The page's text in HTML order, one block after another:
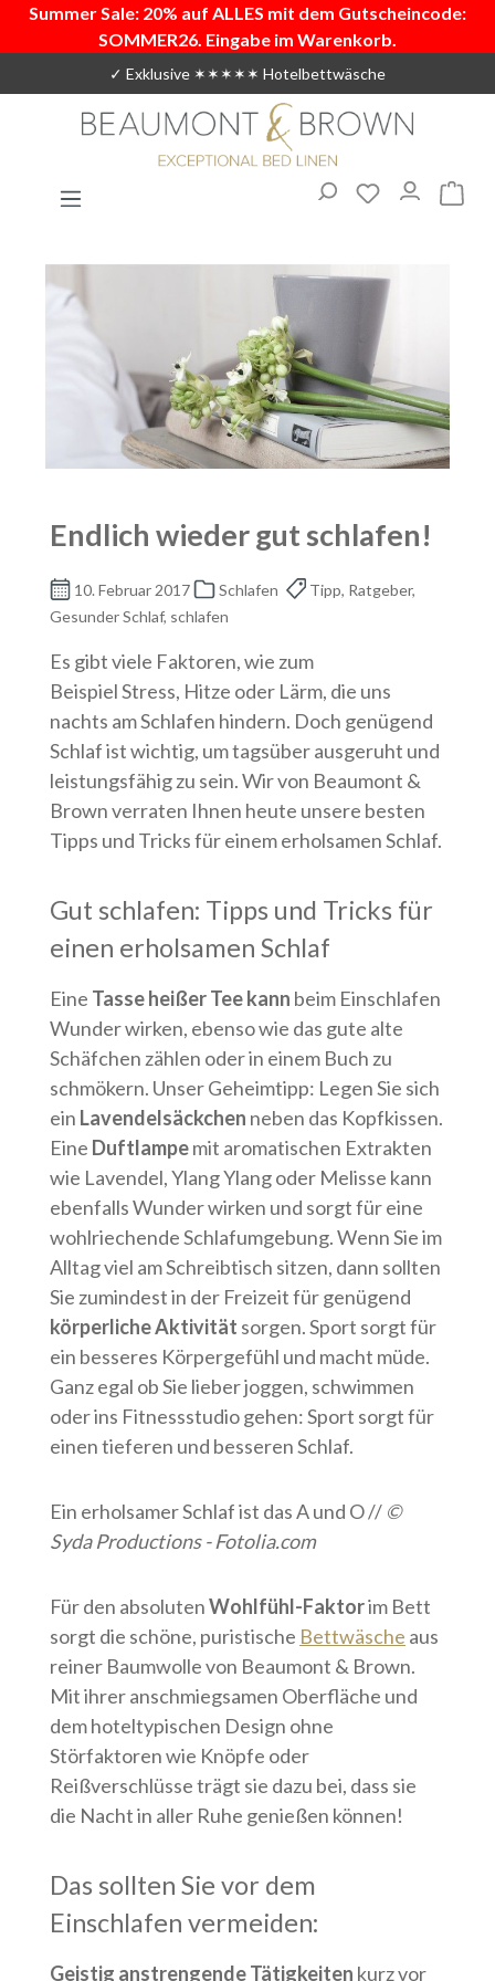
Zum Hauptinhalt springen
Summer Sale: 20% auf ALLES mit dem Gutscheincode:
SOMMER26. Eingabe im Warenkorb.
✓ Exklusive ✶✶✶✶✶ Hotelbettwäsche
Du hast 0
Endlich wieder gut schlafen!
10. Februar 2017 Schlafen
Tipp, Ratgeber,
Gesunder Schlaf, schlafen
Es gibt viele Faktoren, wie zum
Beispiel Stress, Hitze oder Lärm, die uns
nachts am Schlafen hindern. Doch genügend
Schlaf ist wichtig, um tagsüber ausgeruht und
leistungsfähig zu sein. Wir von Beaumont &
Brown verraten Ihnen heute unsere besten
Tipps und Tricks für einem erholsamen Schlaf.
Gut schlafen: Tipps und Tricks für
einen erholsamen Schlaf
Eine Tasse heißer Tee kann beim Einschlafen
Wunder wirken, ebenso wie das gute alte
Schäfchen zählen oder in einem Buch zu
schmökern. Unser Geheimtipp: Legen Sie sich
ein Lavendelsäckchen neben das Kopfkissen.
Eine Duftlampemit aromatischen Extrakten
wie Lavendel, Ylang Ylang oder Melisse kann
ebenfalls Wunder wirken und sorgt für eine
wohlriechende Schlafumgebung. Wenn Sie im
Alltag viel am Schreibtisch sitzen, dann sollten
Sie zumindest in der Freizeit für genügend
körperliche Aktivität sorgen. Sport sorgt für
ein besseres Körpergefühl und macht müde.
Ganz egal ob Sie lieber joggen, schwimmen
oder ins Fitnessstudio gehen: Sport sorgt für
einen tieferen und besseren Schlaf.
Ein erholsamer Schlaf ist das A und O // ©
Syda Productions - Fotolia.com
Für den absolutenWohlfühl-Faktorim Bett
sorgt die schöne, puristische Bettwäsche aus
reiner Baumwolle von Beaumont & Brown.
Mit ihrer anschmiegsamen Oberfläche und
dem hoteltypischen Design ohne
Störfaktoren wie Knöpfe oder
Reißverschlüsse trägt sie dazu bei, dass sie
die Nacht in aller Ruhe genießen können!
Das sollten Sie vor dem
Einschlafen vermeiden:
Geistig anstrengende Tätigkeiten kurz vor